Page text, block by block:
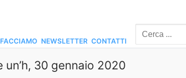
NEWSLETTER CONTATTI
Cerca:
30 gennaio 2020